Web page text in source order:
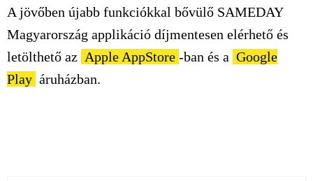
A jövőben újabb funkciókkal bővülő SAMEDAY
Magyarország applikáció díjmentesen elérhető és
letölthető az Apple AppStore -ban és a Google
Play áruházban.